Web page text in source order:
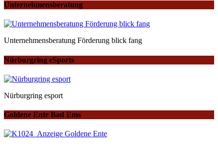
Unternehmensberatung
Unternehmensberatung Förderung blick fang
Nürburgring eSports
Nürburgring esport
Goldene Ente Bad Ems